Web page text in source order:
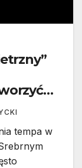
tempa w